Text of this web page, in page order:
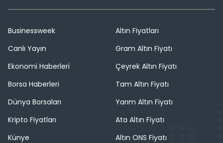
Businessweek
Canlı Yayın
Ekonomi Haberleri
Borsa Haberleri
Dünya Borsaları
Kripto Fiyatları
Künye
Altın Fiyatları
Gram Altın Fiyatı
Çeyrek Altın Fiyatı
Tam Altın Fiyatı
Yarım Altın Fiyatı
Ata Altın Fiyatı
Altın ONS Fiyatı